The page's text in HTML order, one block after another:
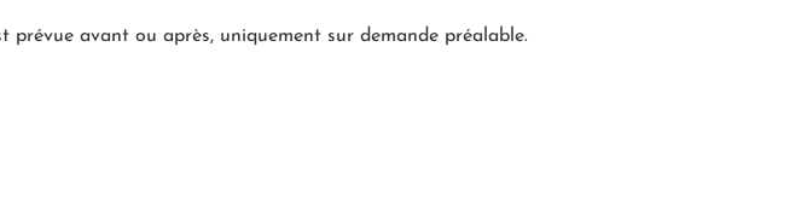
prévue avant ou après, uniquement sur demande préalable.